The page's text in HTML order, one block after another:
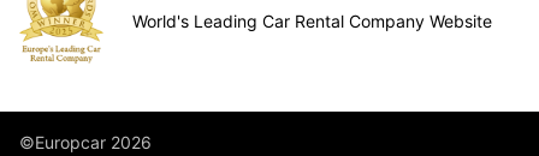
World's Leading Car Rental Company Website
©Europcar 2026